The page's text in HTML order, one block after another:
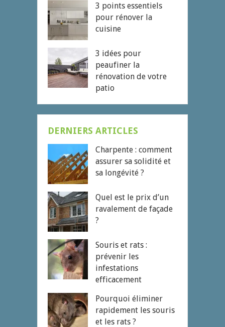
3 points essentiels
pour rénover la
cuisine
3 idées pour
peaufiner la
rénovation de votre
patio
DERNIERS ARTICLES
Charpente : comment
assurer sa solidité et
sa longévité ?
Quel est le prix d’un
ravalement de façade
?
Souris et rats :
prévenir les
infestations
efficacement
Pourquoi éliminer
rapidement les souris
et les rats ?